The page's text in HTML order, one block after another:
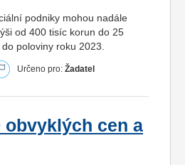
podniky mohou nadále
od 400 tisíc korun do 25
poloviny roku 2023.
Určeno pro: Žadatel
obvyklých cen a